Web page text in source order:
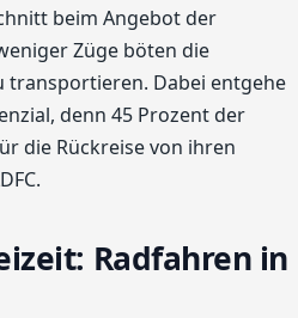
beim Angebot der
Züge böten die
transportieren. Dabei entgehe
denn 45 Prozent der
die Rückreise von ihren
Radfahren in